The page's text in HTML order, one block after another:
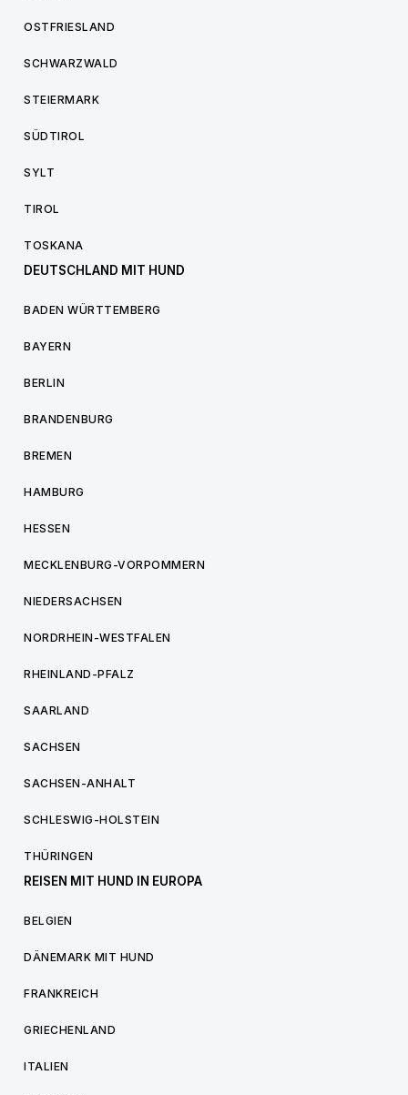
OSTFRIESLAND
SCHWARZWALD
STEIERMARK
SÜDTIROL
SYLT
TIROL
TOSKANA
DEUTSCHLAND MIT HUND
BADEN WÜRTTEMBERG
BAYERN
BERLIN
BRANDENBURG
BREMEN
HAMBURG
HESSEN
MECKLENBURG-VORPOMMERN
NIEDERSACHSEN
NORDRHEIN-WESTFALEN
RHEINLAND-PFALZ
SAARLAND
SACHSEN
SACHSEN-ANHALT
SCHLESWIG-HOLSTEIN
THÜRINGEN
REISEN MIT HUND IN EUROPA
BELGIEN
DÄNEMARK MIT HUND
FRANKREICH
GRIECHENLAND
ITALIEN